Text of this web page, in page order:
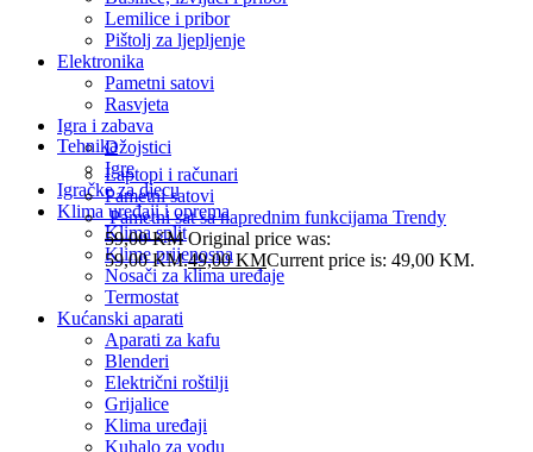
Lemilice i pribor
Pištolj za ljepljenje
Elektronika
Pametni satovi
Rasvjeta
Igra i zabava
Džojstici
Igre
Igračke za djecu
Klima uređaji i oprema
Klima split
Klime prijenosna
Nosači za klima uređaje
Termostat
Kućanski aparati
Aparati za kafu
Blenderi
Električni roštilji
Grijalice
Klima uređaji
Kuhalo za vodu
Tehnika
Laptopi i računari
Pametni satovi
Pametni sat sa naprednim funkcijama Trendy
59,00KM Original price was:
59,00 KM.49,00KMCurrent price is: 49,00 KM.